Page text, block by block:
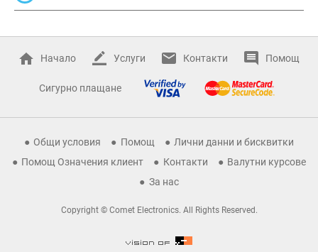
Начало Услуги Контакти Помощ
Сигурно плащане
Общи условия Помощ
Лични данни и бисквитки
Помощ Означения клиент
Контакти
Валутни курсове
За нас
Copyright © Comet Electronics. All Rights Reserved.